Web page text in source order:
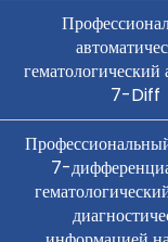
гематологический
7-Diff
7-